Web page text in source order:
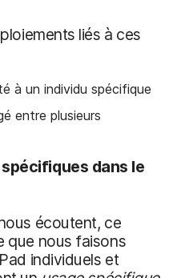
liés à ces
à un individu spécifique
entre plusieurs
dans le
écoutent, ce
que nous faisons
individuels et